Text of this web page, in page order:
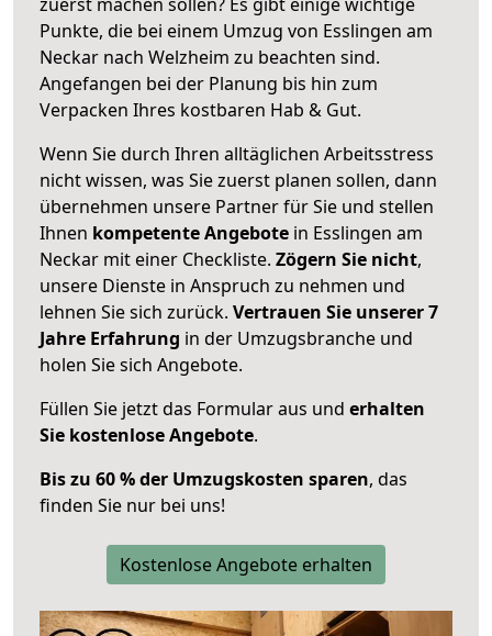
Punkte, die bei einem Umzug von Esslingen am
Neckar nach Welzheim zu beachten sind.
Angefangen bei der Planung bis hin zum
Verpacken Ihres kostbaren Hab & Gut.
Wenn Sie durch Ihren alltäglichen Arbeitsstress
nicht wissen, was Sie zuerst planen sollen, dann
übernehmen unsere Partner für Sie und stellen
Ihnen kompetente Angebote in Esslingen am
Neckar mit einer Checkliste. Zögern Sie nicht,
unsere Dienste in Anspruch zu nehmen und
lehnen Sie sich zurück. Vertrauen Sie unserer 7
Jahre Erfahrung in der Umzugsbranche und
holen Sie sich Angebote.
Füllen Sie jetzt das Formular aus und erhalten
Sie kostenlose Angebote.
Bis zu 60 % der Umzugskosten sparen, das
finden Sie nur bei uns!
Kostenlose Angebote erhalten